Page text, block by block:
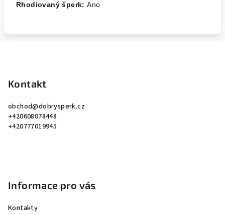
Rhodiovaný šperk:Ano
Kontakt
obchod@dobrysperk.cz
+420608078448
+420777019945
Informace pro vás
Kontakty